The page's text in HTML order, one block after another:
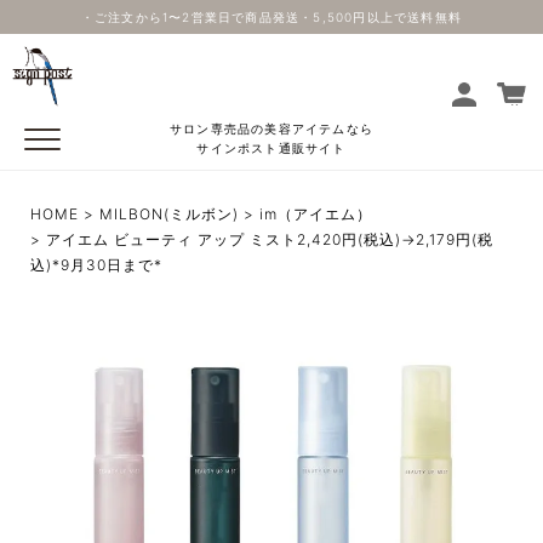
・ご注文から1〜2営業日で商品発送・5,500円以上で送料無料
サロン専売品の美容アイテムなら
サインポスト通販サイト
HOME MILBON(ミルボン)
im（アイエム）
アイエム ビューティ アップ ミスト2,420円(税込)→2,179円(税
込)*9月30日まで*